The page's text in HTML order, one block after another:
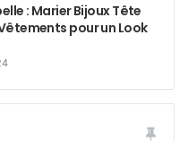
: Marier Bijoux Tête
pour un Look